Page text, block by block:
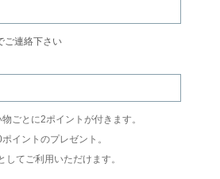
ご連絡下さい
ごとに2ポイントが付きます。
イントのプレゼント。
てご利用いただけます。